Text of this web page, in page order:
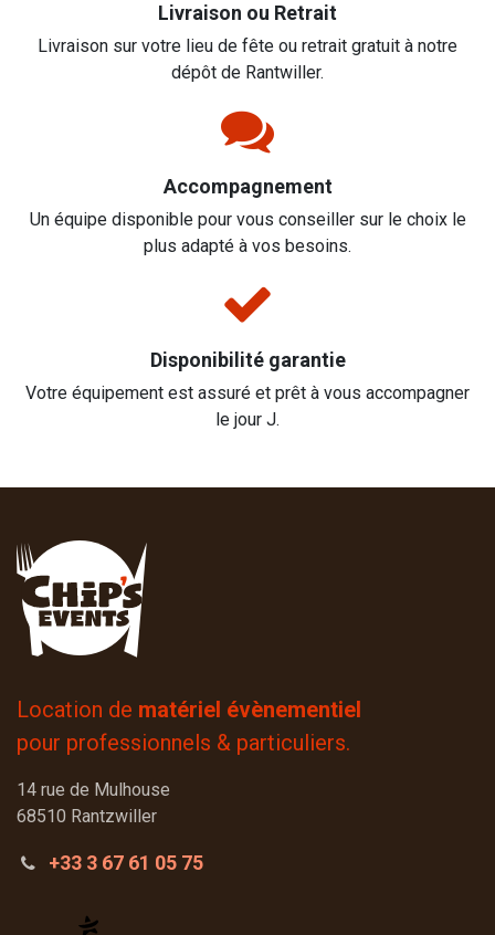
Livraison ou Retrait
Livraison sur votre lieu de fête ou retrait gratuit à notre
dépôt de Rantwiller.
Accompagnement
Un équipe disponible pour vous conseiller sur le choix le
plus adapté à vos besoins.
Disponibilité garantie
Votre équipement est assuré et prêt à vous accompagner
le jour J.
Location de matériel évènementiel
pour professionnels & particuliers.
14 rue de Mulhouse
68510 Rantzwiller
+33 3 67 61 05 75